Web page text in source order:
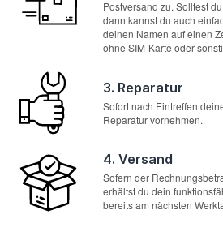
Postversand zu. Solltest
dann kannst du auch
deinen Namen auf einen
ohne SIM-Karte oder
3. Reparatur
Sofort nach Eintreffen
Reparatur vornehmen.
4. Versand
Sofern der
erhältst du dein
bereits am nächsten